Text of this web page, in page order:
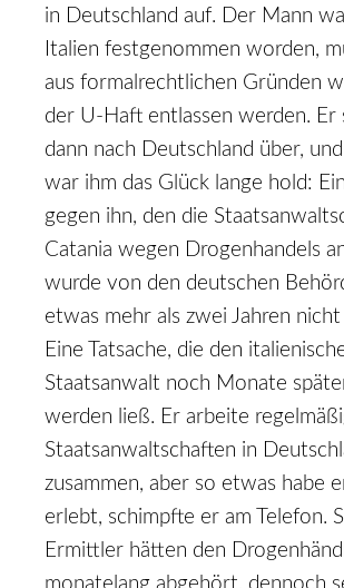
in Deutschland auf. Der Mann
Italien festgenommen worden,
aus formalrechtlichen Gründen
der U-Haft entlassen werden. Er
dann nach Deutschland über,
war ihm das Glück lange hold:
gegen ihn, den die
Catania wegen Drogenhandels
wurde von den deutschen
etwas mehr als zwei Jahren
Eine Tatsache, die den
Staatsanwalt noch Monate
werden ließ. Er arbeite
Staatsanwaltschaften in
zusammen, aber so etwas habe
erlebt, schimpfte er am Telefon.
Ermittler hätten den